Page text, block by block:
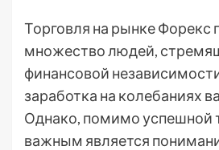
Торговля на рынке Форекс
множество людей,
финансовой
заработка на колебаниях
Однако, помимо успешной
важным является